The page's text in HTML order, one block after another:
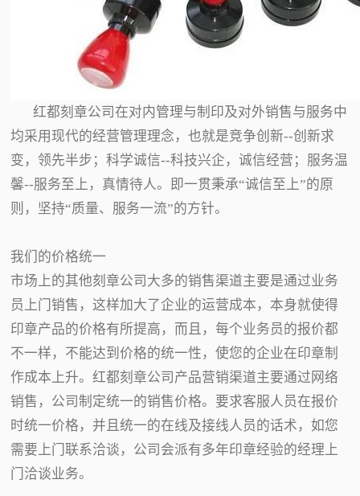
红都刻章公司在对内管理与制印及对外销售与服务中
均采用现代的经营管理理念，也就是竞争创新--创新求
变，领先半步；科学诚信--科技兴企，诚信经营；服务温
馨--服务至上，真情待人。即一贯秉承“诚信至上”的原
则，坚持“质量、服务一流”的方针。
我们的价格统一
市场上的其他刻章公司大多的销售渠道主要是通过业务
员上门销售，这样加大了企业的运营成本，本身就使得
印章产品的价格有所提高，而且，每个业务员的报价都
不一样，不能达到价格的统一性，使您的企业在印章制
作成本上升。红都刻章公司产品营销渠道主要通过网络
销售，公司制定统一的销售价格。要求客服人员在报价
时统一价格，并且统一的在线及接线人员的话术，如您
需要上门联系洽谈，公司会派有多年印章经验的经理上
门洽谈业务。